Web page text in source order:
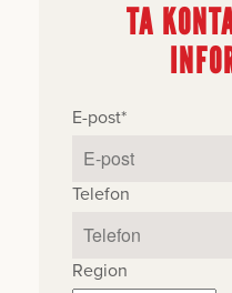
TA
E-post*
Telefon
Region